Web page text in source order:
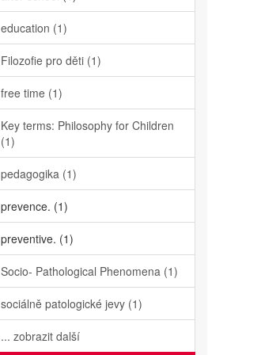
education (1)
Filozofie pro děti (1)
free time (1)
Key terms: Philosophy for Children
(1)
pedagogika (1)
prevence. (1)
preventive. (1)
Socio- Pathological Phenomena (1)
sociálně patologické jevy (1)
... zobrazit další